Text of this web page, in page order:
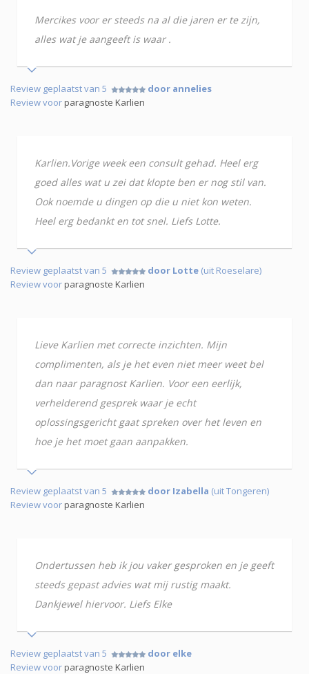
Mercikes voor er steeds na al die jaren er te zijn,
alles wat je aangeeft is waar .
Review geplaatst van 5
door annelies
Review voorparagnoste Karlien
Karlien.Vorige week een consult gehad. Heel erg
goed alles wat u zei dat klopte ben er nog stil van.
Ook noemde u dingen op die u niet kon weten.
Heel erg bedankt en tot snel. Liefs Lotte.
Review geplaatst van 5 door Lotte (uit Roeselare)
Review voorparagnoste Karlien
Lieve Karlien met correcte inzichten. Mijn
complimenten, als je het even niet meer weet bel
dan naar paragnost Karlien. Voor een eerlijk,
verhelderend gesprek waar je echt
oplossingsgericht gaat spreken over het leven en
hoe je het moet gaan aanpakken.
Review geplaatst van 5 door Izabella (uit Tongeren)
Review voorparagnoste Karlien
Ondertussen heb ik jou vaker gesproken en je geeft
steeds gepast advies wat mij rustig maakt.
Dankjewel hiervoor. Liefs Elke
Review geplaatst van 5
door elke
Review voorparagnoste Karlien